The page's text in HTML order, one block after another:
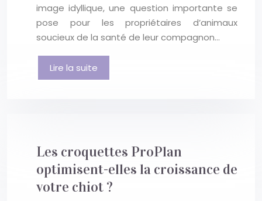
image idyllique, une question importante se
pose pour les propriétaires d’animaux
soucieux de la santé de leur compagnon…
Lire la suite
Les croquettes ProPlan
optimisent-elles la croissance de
votre chiot ?